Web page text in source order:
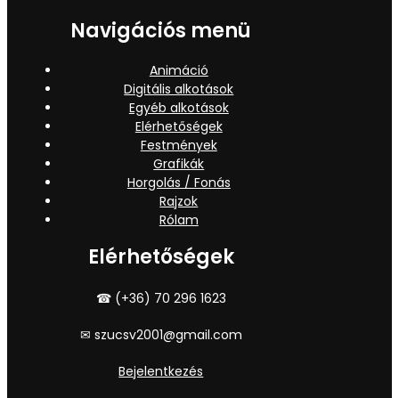
Navigációs menü
Animáció
Digitális alkotások
Egyéb alkotások
Elérhetőségek
Festmények
Grafikák
Horgolás / Fonás
Rajzok
Rólam
Elérhetőségek
☎ (+36) 70 296 1623
✉ szucsv2001@gmail.com
Bejelentkezés